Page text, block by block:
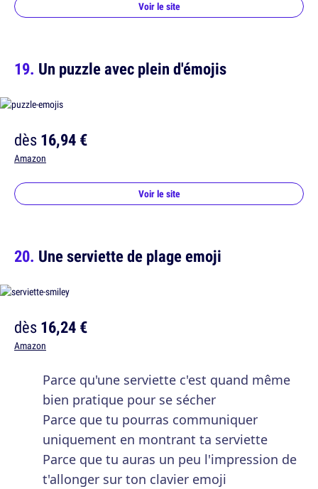
Voir le site
Un puzzle avec plein d'émojis
dès16,94 €
Amazon
Voir le site
Une serviette de plage emoji
dès16,24 €
Amazon
Parce qu'une serviette c'est quand même
bien pratique pour se sécher
Parce que tu pourras communiquer
uniquement en montrant ta serviette
Parce que tu auras un peu l'impression de
t'allonger sur ton clavier emoji